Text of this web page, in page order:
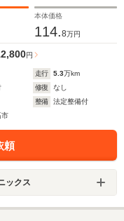
本体価格
114.8万円
円
走行 5.3万km
修復
なし
整備
法定整備付
市
頼
ックス